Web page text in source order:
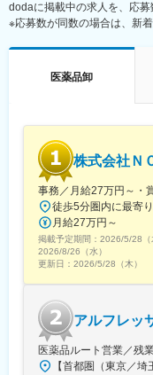
駅、岡場駅、石生
帯解駅、耳成駅、
屋駅、中川原駅、
駅、幸浦駅、緑町
駅、新御茶ノ水駅
dodaに掲載中の求人を、応募
※応募数が同数の場合は、新
医薬品卸
株式会社Ｎ
事務／月給27万円～・
月給27万円～
掲載予定期間： 2026/5/28（
2026/8/26（水）
更新日： 2026/5/28（木）
アルフレッ
医薬品ルート営業／残